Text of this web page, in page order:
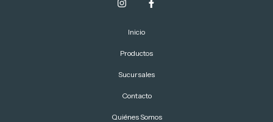
Inicio
Productos
Sucursales
Contacto
Quiénes Somos